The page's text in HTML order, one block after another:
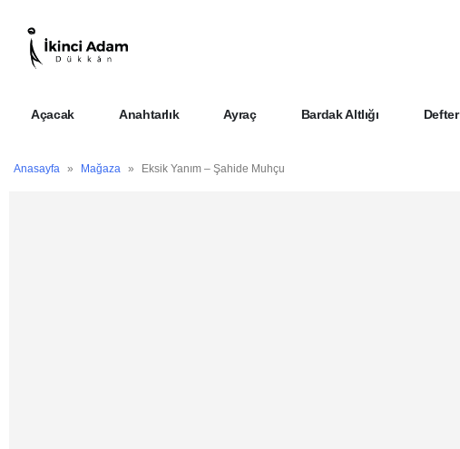
Açacak Anahtarlık Ayraç Bardak Altlığı Defter
Anasayfa » Mağaza » Eksik Yanım – Şahide Muhçu